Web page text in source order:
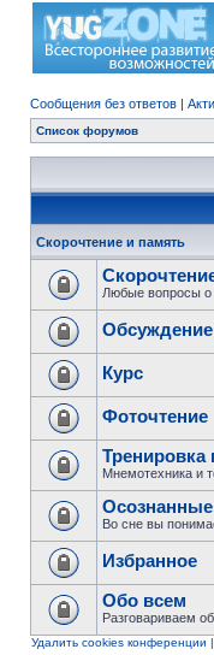
Сообщения без ответов |
Список форумов
Скорочтение и память
Любые вопросы о
Курс
Фоточтение
Тренировка
Мнемотехника и
Во сне вы
Избранное
Обо всем
Разговариваем
Удалить cookies конференции |